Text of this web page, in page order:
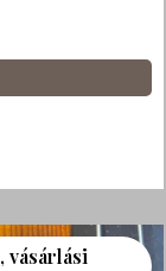
,vásárlási